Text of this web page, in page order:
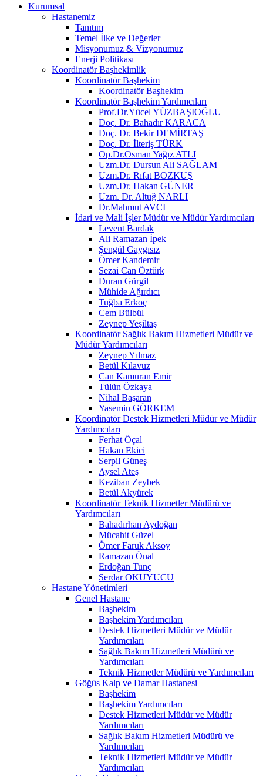
Kurumsal
Hastanemiz
Tanıtım
Temel İlke ve Değerler
Misyonumuz & Vizyonumuz
Enerji Politikası
Koordinatör Başhekimlik
Koordinatör Başhekim
Koordinatör Başhekim
Koordinatör Başhekim Yardımcıları
Prof.Dr.Yücel YÜZBAŞIOĞLU
Doç. Dr. Bahadır KARACA
Doç. Dr. Bekir DEMİRTAŞ
Doç. Dr. İlteriş TÜRK
Op.Dr.Osman Yağız ATLI
Uzm.Dr. Dursun Ali SAĞLAM
Uzm.Dr. Rıfat BOZKUŞ
Uzm.Dr. Hakan GÜNER
Uzm. Dr. Altuğ NARLI
Dr.Mahmut AVCI
İdari ve Mali İşler Müdür ve Müdür Yardımcıları
Levent Bardak
Ali Ramazan İpek
Şengül Gaygısız
Ömer Kandemir
Sezai Can Öztürk
Duran Gürgil
Mühide Ağırdıcı
Tuğba Erkoç
Cem Bülbül
Zeynep Yeşiltaş
Koordinatör Sağlık Bakım Hizmetleri Müdür ve
Müdür Yardımcıları
Zeynep Yılmaz
Betül Kılavuz
Can Kamuran Emir
Tülün Özkaya
Nihal Başaran
Yasemin GÖRKEM
Koordinatör Destek Hizmetleri Müdür ve Müdür
Yardımcıları
Ferhat Öçal
Hakan Ekici
Serpil Güneş
Aysel Ateş
Keziban Zeybek
Betül Akyürek
Koordinatör Teknik Hizmetler Müdürü ve
Yardımcıları
Bahadırhan Aydoğan
Mücahit Güzel
Ömer Faruk Aksoy
Ramazan Önal
Erdoğan Tunç
Serdar OKUYUCU
Hastane Yönetimleri
Genel Hastane
Başhekim
Başhekim Yardımcıları
Destek Hizmetleri Müdür ve Müdür
Yardımcıları
Sağlık Bakım Hizmetleri Müdürü ve
Yardımcıları
Teknik Hizmetler Müdürü ve Yardımcıları
Göğüs Kalp ve Damar Hastanesi
Başhekim
Başhekim Yardımcıları
Destek Hizmetleri Müdür ve Müdür
Yardımcıları
Sağlık Bakım Hizmetleri Müdürü ve
Yardımcıları
Teknik Hizmetleri Müdür ve Müdür
Yardımcıları